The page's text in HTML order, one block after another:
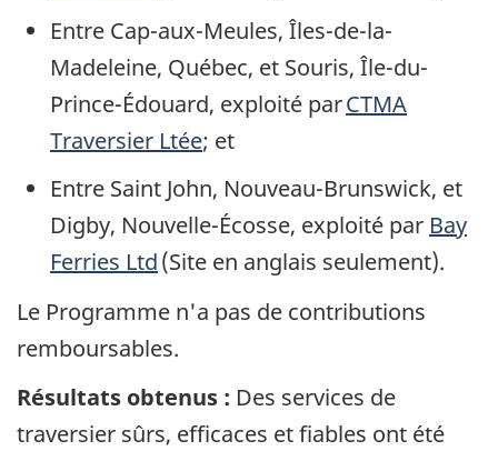
Entre Cap-aux-Meules, Îles-de-la-
Madeleine, Québec, et Souris, Île-du-
Prince-Édouard, exploité parCTMA
Traversier Ltée; et
Entre Saint John, Nouveau-Brunswick, et
Digby, Nouvelle-Écosse, exploité par Bay
Ferries Ltd(Site en anglais seulement).
Le Programme n'a pas de contributions
remboursables.
Résultats obtenus : Des services de
traversier sûrs, efficaces et fiables ont été